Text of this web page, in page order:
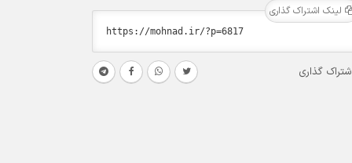
لینک اشتراک گذاری
گذاری